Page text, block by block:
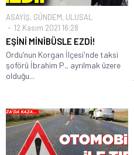
ASAYİŞ, GÜNDEM, ULUSAL
12 Kasım 2021 16:28
EŞİNİ MİNİBÜSLE EZDİ!
Ordu’nun Korgan İlçesi'nde taksi
şoförü İbrahim P., ayrılmak üzere
olduğu...